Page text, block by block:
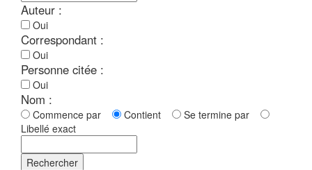
Auteur :
Oui
Correspondant :
Oui
Personne citée :
Oui
Nom :
Commence par Contient
Se termine par
Libellé exact
Rechercher